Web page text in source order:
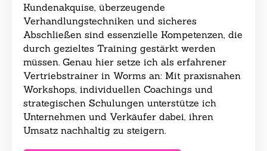
Kundenakquise, überzeugende
Verhandlungstechniken und sicheres
Abschließen sind essenzielle Kompetenzen, die
durch gezieltes Training gestärkt werden
müssen. Genau hier setze ich als erfahrener
Vertriebstrainer in Worms an: Mit praxisnahen
Workshops, individuellen Coachings und
strategischen Schulungen unterstütze ich
Unternehmen und Verkäufer dabei, ihren
Umsatz nachhaltig zu steigern.